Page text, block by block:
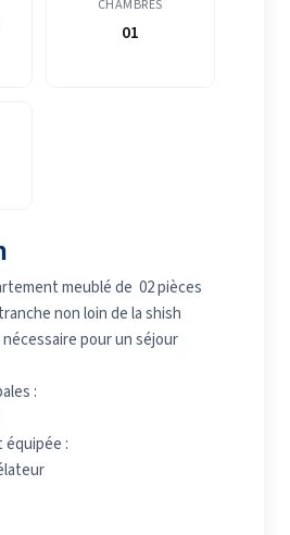
CHAMBRES
01
meublé de 02 pièces
non loin de la shish
pour un séjour
:
: